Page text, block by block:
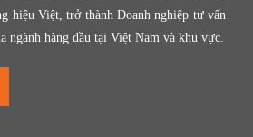
hiệu Việt, trở thành Doanh nghiệp tư vấn
ngành hàng đầu tại Việt Nam và khu vực.